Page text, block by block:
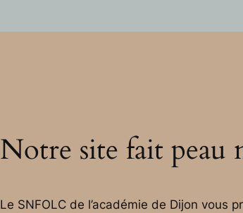
Notre site fait peau
Le SNFOLC de l’académie de Dijon vous